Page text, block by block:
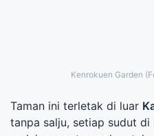
Kenrokuen Garden
Taman ini terletak di luar
tanpa salju, setiap sudut di